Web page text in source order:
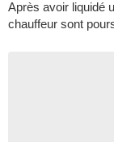
Après avoir liquidé
chauffeur sont